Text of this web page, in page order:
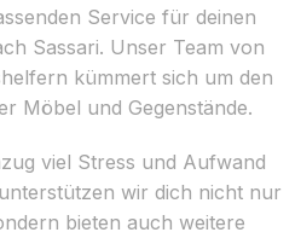
Service für deinen
Sassari. Unser Team von
kümmert sich um den
Möbel und Gegenstände.
viel Stress und Aufwand
wir dich nicht nur
bieten auch weitere